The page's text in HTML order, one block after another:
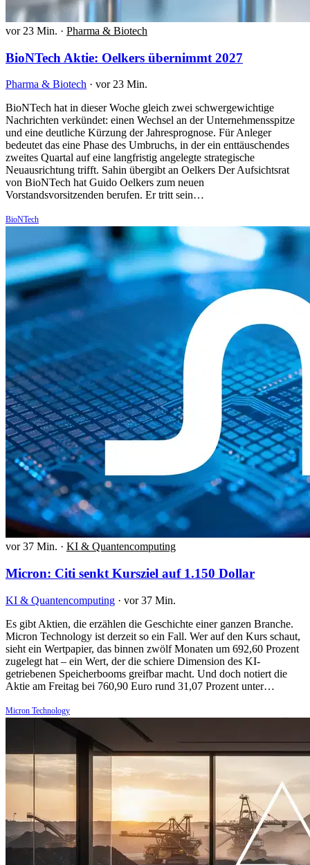
vor 23 Min. · Pharma & Biotech
BioNTech Aktie: Oelkers übernimmt 2027
Pharma & Biotech · vor 23 Min.
BioNTech hat in dieser Woche gleich zwei schwergewichtige
Nachrichten verkündet: einen Wechsel an der Unternehmensspitze
und eine deutliche Kürzung der Jahresprognose. Für Anleger
bedeutet das eine Phase des Umbruchs, in der ein enttäuschendes
zweites Quartal auf eine langfristig angelegte strategische
Neuausrichtung trifft. Sahin übergibt an Oelkers Der Aufsichtsrat
von BioNTech hat Guido Oelkers zum neuen
Vorstandsvorsitzenden berufen. Er tritt sein…
BioNTech
vor 37 Min. · KI & Quantencomputing
Micron: Citi senkt Kursziel auf 1.150 Dollar
KI & Quantencomputing · vor 37 Min.
Es gibt Aktien, die erzählen die Geschichte einer ganzen Branche.
Micron Technology ist derzeit so ein Fall. Wer auf den Kurs schaut,
sieht ein Wertpapier, das binnen zwölf Monaten um 692,60 Prozent
zugelegt hat – ein Wert, der die schiere Dimension des KI-
getriebenen Speicherbooms greifbar macht. Und doch notiert die
Aktie am Freitag bei 760,90 Euro rund 31,07 Prozent unter…
Micron Technology